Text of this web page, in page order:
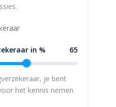
in % 65
je bent
het kennis nemen